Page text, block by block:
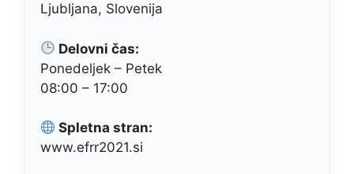
Ljubljana, Slovenija
Delovni čas:
Ponedeljek – Petek
08:00 – 17:00
Spletna stran:
www.efrr2021.si